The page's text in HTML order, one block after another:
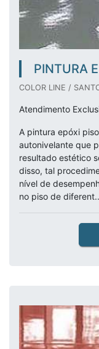
PINTURA
COLOR LINE /
Atendimento
A pintura epóxi
autonivelante que
resultado estético
disso, tal
nível de
no piso de